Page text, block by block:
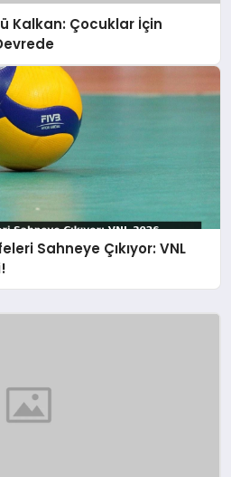
Kalkan: Çocuklar İçin
Sahneye Çıkıyor: VNL